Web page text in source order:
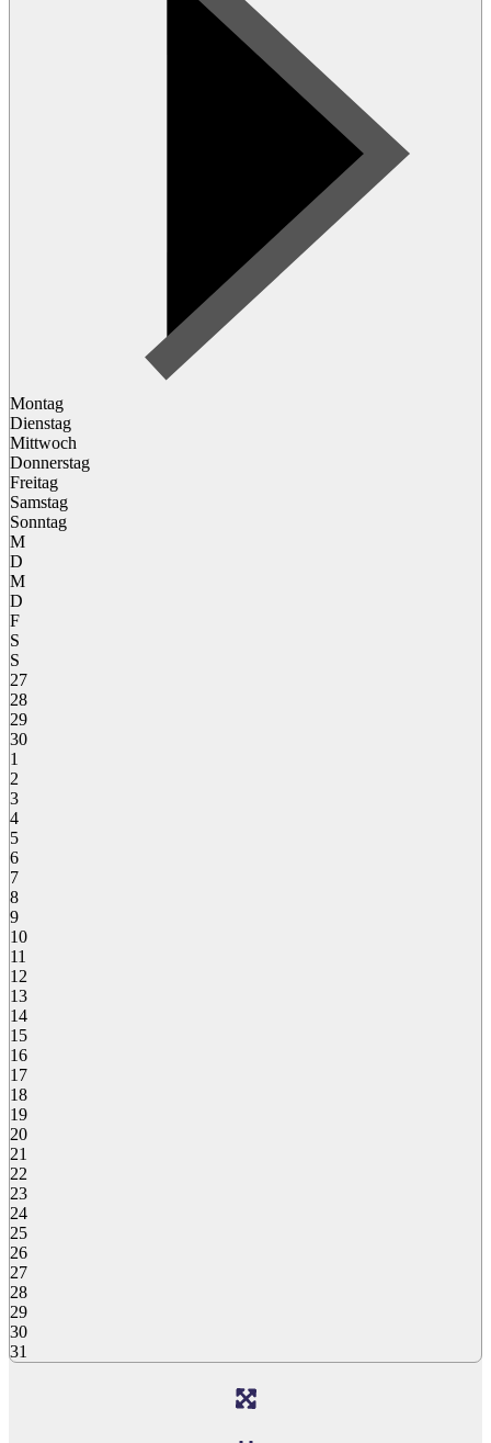
Montag
Dienstag
Mittwoch
Donnerstag
Freitag
Samstag
Sonntag
M
D
M
D
F
S
S
27
28
29
30
1
2
3
4
5
6
7
8
9
10
11
12
13
14
15
16
17
18
19
20
21
22
23
24
25
26
27
28
29
30
31